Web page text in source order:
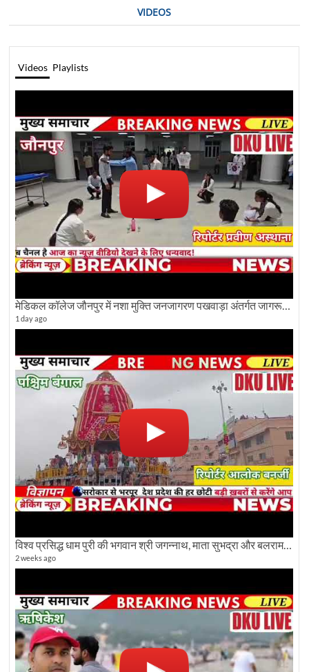
VIDEOS
Videos Playlists
मेडिकल कॉलेज जौनपुर में नशा मुक्ति जनजागरण पखवाड़ा अंतर्गत जागरूकता कार्यक्रम आयोजित
1 day ago
विश्व प्रसिद्ध धाम पुरी की भगवान श्री जगन्नाथ, माता सुभद्रा और बलराम जी की भव्य शोभा यात्रा देखिए
2 weeks ago